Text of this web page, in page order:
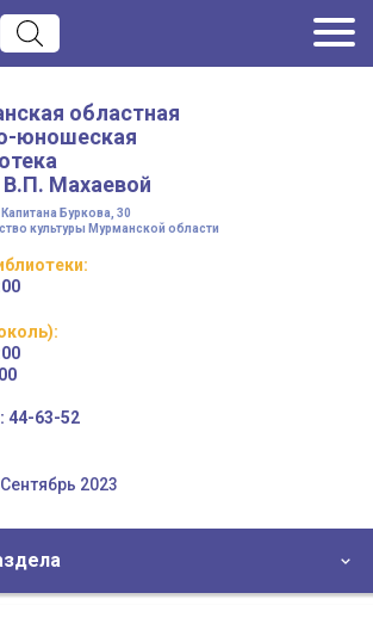
областная
юношеская
В.П. Махаевой
Буркова, 30
культуры Мурманской области
:
:
44-63-52
Сентябрь 2023